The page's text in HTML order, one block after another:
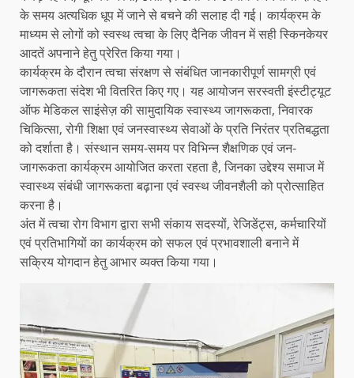
के समय अत्यधिक धूप में जाने से बचने की सलाह दी गई। कार्यक्रम के
माध्यम से लोगों को स्वस्थ त्वचा के लिए दैनिक जीवन में सही स्किनकेयर
आदतें अपनाने हेतु प्रेरित किया गया।
कार्यक्रम के दौरान त्वचा संरक्षण से संबंधित जानकारीपूर्ण सामग्री एवं
जागरूकता संदेश भी वितरित किए गए। यह आयोजन सरस्वती इंस्टीट्यूट
ऑफ मेडिकल साइंसेज़ की सामुदायिक स्वास्थ्य जागरूकता, निवारक
चिकित्सा, रोगी शिक्षा एवं जनस्वास्थ्य सेवाओं के प्रति निरंतर प्रतिबद्धता
को दर्शाता है। संस्थान समय-समय पर विभिन्न शैक्षणिक एवं जन-
जागरूकता कार्यक्रम आयोजित करता रहता है, जिनका उद्देश्य समाज में
स्वास्थ्य संबंधी जागरूकता बढ़ाना एवं स्वस्थ जीवनशैली को प्रोत्साहित
करना है।
अंत में त्वचा रोग विभाग द्वारा सभी संकाय सदस्यों, रेजिडेंट्स, कर्मचारियों
एवं प्रतिभागियों का कार्यक्रम को सफल एवं प्रभावशाली बनाने में
सक्रिय योगदान हेतु आभार व्यक्त किया गया।